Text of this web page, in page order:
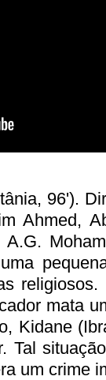
96').
Ahmed,
mata
Kidane
Tal
um crime